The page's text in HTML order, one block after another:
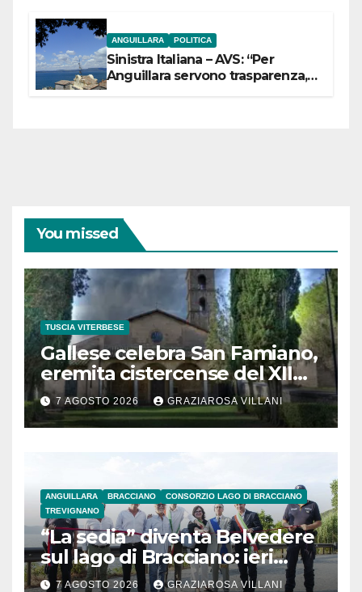
ANGUILLARA POLITICA
Sinistra Italiana – AVS: “Per
Anguillara servono trasparenza,
You missed
TUSCIA VITERBESE
Gallese celebra San Famiano,
eremita cistercense del XII
secolo
7 AGOSTO 2026 GRAZIAROSA VILLANI
ANGUILLARA BRACCIANO
CONSORZIO LAGO DI BRACCIANO
TREVIGNANO
“La sedia” diventa Belvedere
sul lago di Bracciano: ieri
l’inaugurazione
7 AGOSTO 2026 GRAZIAROSA VILLANI